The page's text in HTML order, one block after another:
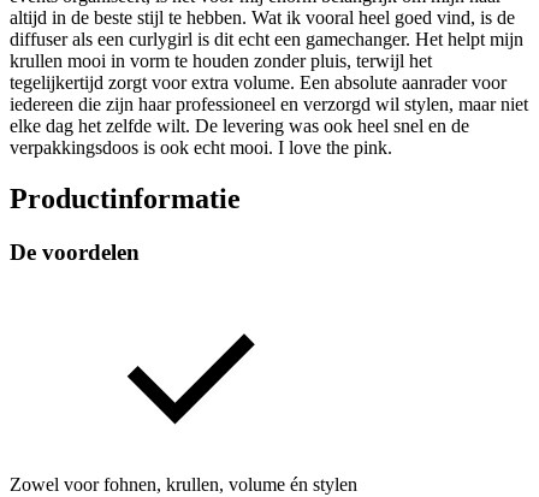
altijd in de beste stijl te hebben. Wat ik vooral heel goed vind, is de
diffuser als een curlygirl is dit echt een gamechanger. Het helpt mijn
krullen mooi in vorm te houden zonder pluis, terwijl het
tegelijkertijd zorgt voor extra volume. Een absolute aanrader voor
iedereen die zijn haar professioneel en verzorgd wil stylen, maar niet
elke dag het zelfde wilt. De levering was ook heel snel en de
verpakkingsdoos is ook echt mooi. I love the pink.
Productinformatie
De voordelen
Zowel voor fohnen, krullen, volume én stylen